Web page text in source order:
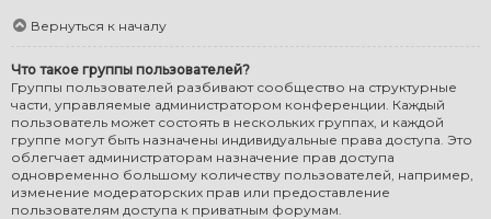
Вернуться к началу
Что такое группы пользователей?
Группы пользователей разбивают сообщество на структурные
части, управляемые администратором конференции. Каждый
пользователь может состоять в нескольких группах, и каждой
группе могут быть назначены индивидуальные права доступа. Это
облегчает администраторам назначение прав доступа
одновременно большому количеству пользователей, например,
изменение модераторских прав или предоставление
пользователям доступа к приватным форумам.